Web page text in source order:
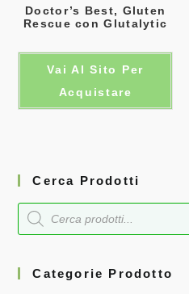
Doctor’s Best, Gluten
Rescue con Glutalytic
Vai Al Sito Per
Acquistare
Cerca Prodotti
Categorie Prodotto